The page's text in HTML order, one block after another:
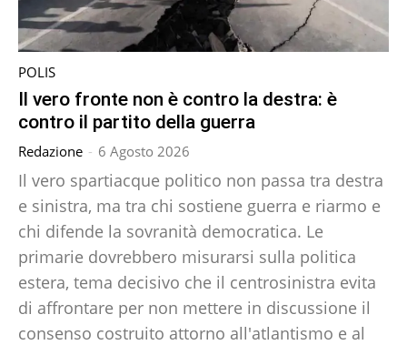
POLIS
Il vero fronte non è contro la destra: è
contro il partito della guerra
Redazione - 6 Agosto 2026
Il vero spartiacque politico non passa tra destra
e sinistra, ma tra chi sostiene guerra e riarmo e
chi difende la sovranità democratica. Le
primarie dovrebbero misurarsi sulla politica
estera, tema decisivo che il centrosinistra evita
di affrontare per non mettere in discussione il
consenso costruito attorno all'atlantismo e al